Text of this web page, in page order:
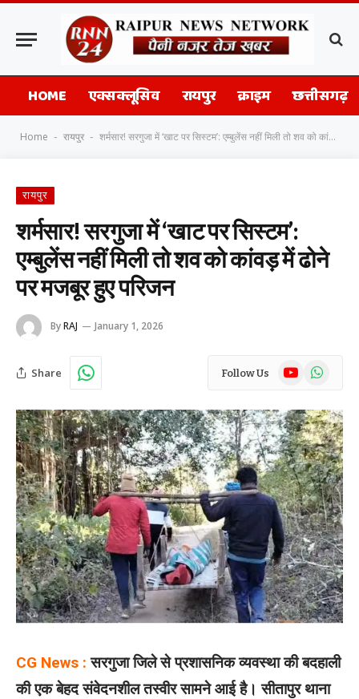
HOME एक्सक्लूसिव रायपुर क्राइम छत्तीसगढ़
Home - रायपुर - शर्मसार! सरगुजा में ‘खाट पर सिस्टम’: एम्बुलेंस नहीं मिली तो शव को कांवड़ में ढोने पर मजबूर हुए परिजन
रायपुर
शर्मसार! सरगुजा में ‘खाट पर सिस्टम’:
एम्बुलेंस नहीं मिली तो शव को कांवड़ में ढोने
पर मजबूर हुए परिजन
ByRAJ January 1, 2026
Share Follow Us YouTubeWhatsApp
CG News : सरगुजा जिले से प्रशासनिक व्यवस्था की बदहाली
की एक बेहद संवेदनशील तस्वीर सामने आई है। सीतापुर थाना